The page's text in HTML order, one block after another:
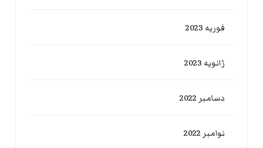
فوریه 2023
ژانویه 2023
دسامبر 2022
نوامبر 2022